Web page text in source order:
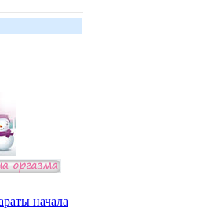
начала